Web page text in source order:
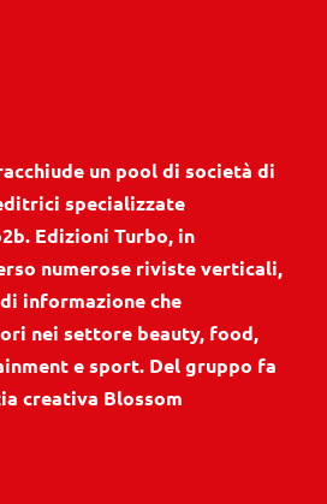
un pool di società di
specializzate
Edizioni Turbo, in
numerose riviste verticali,
informazione che
nei settore beauty, food,
e sport. Del gruppo fa
creativa Blossom